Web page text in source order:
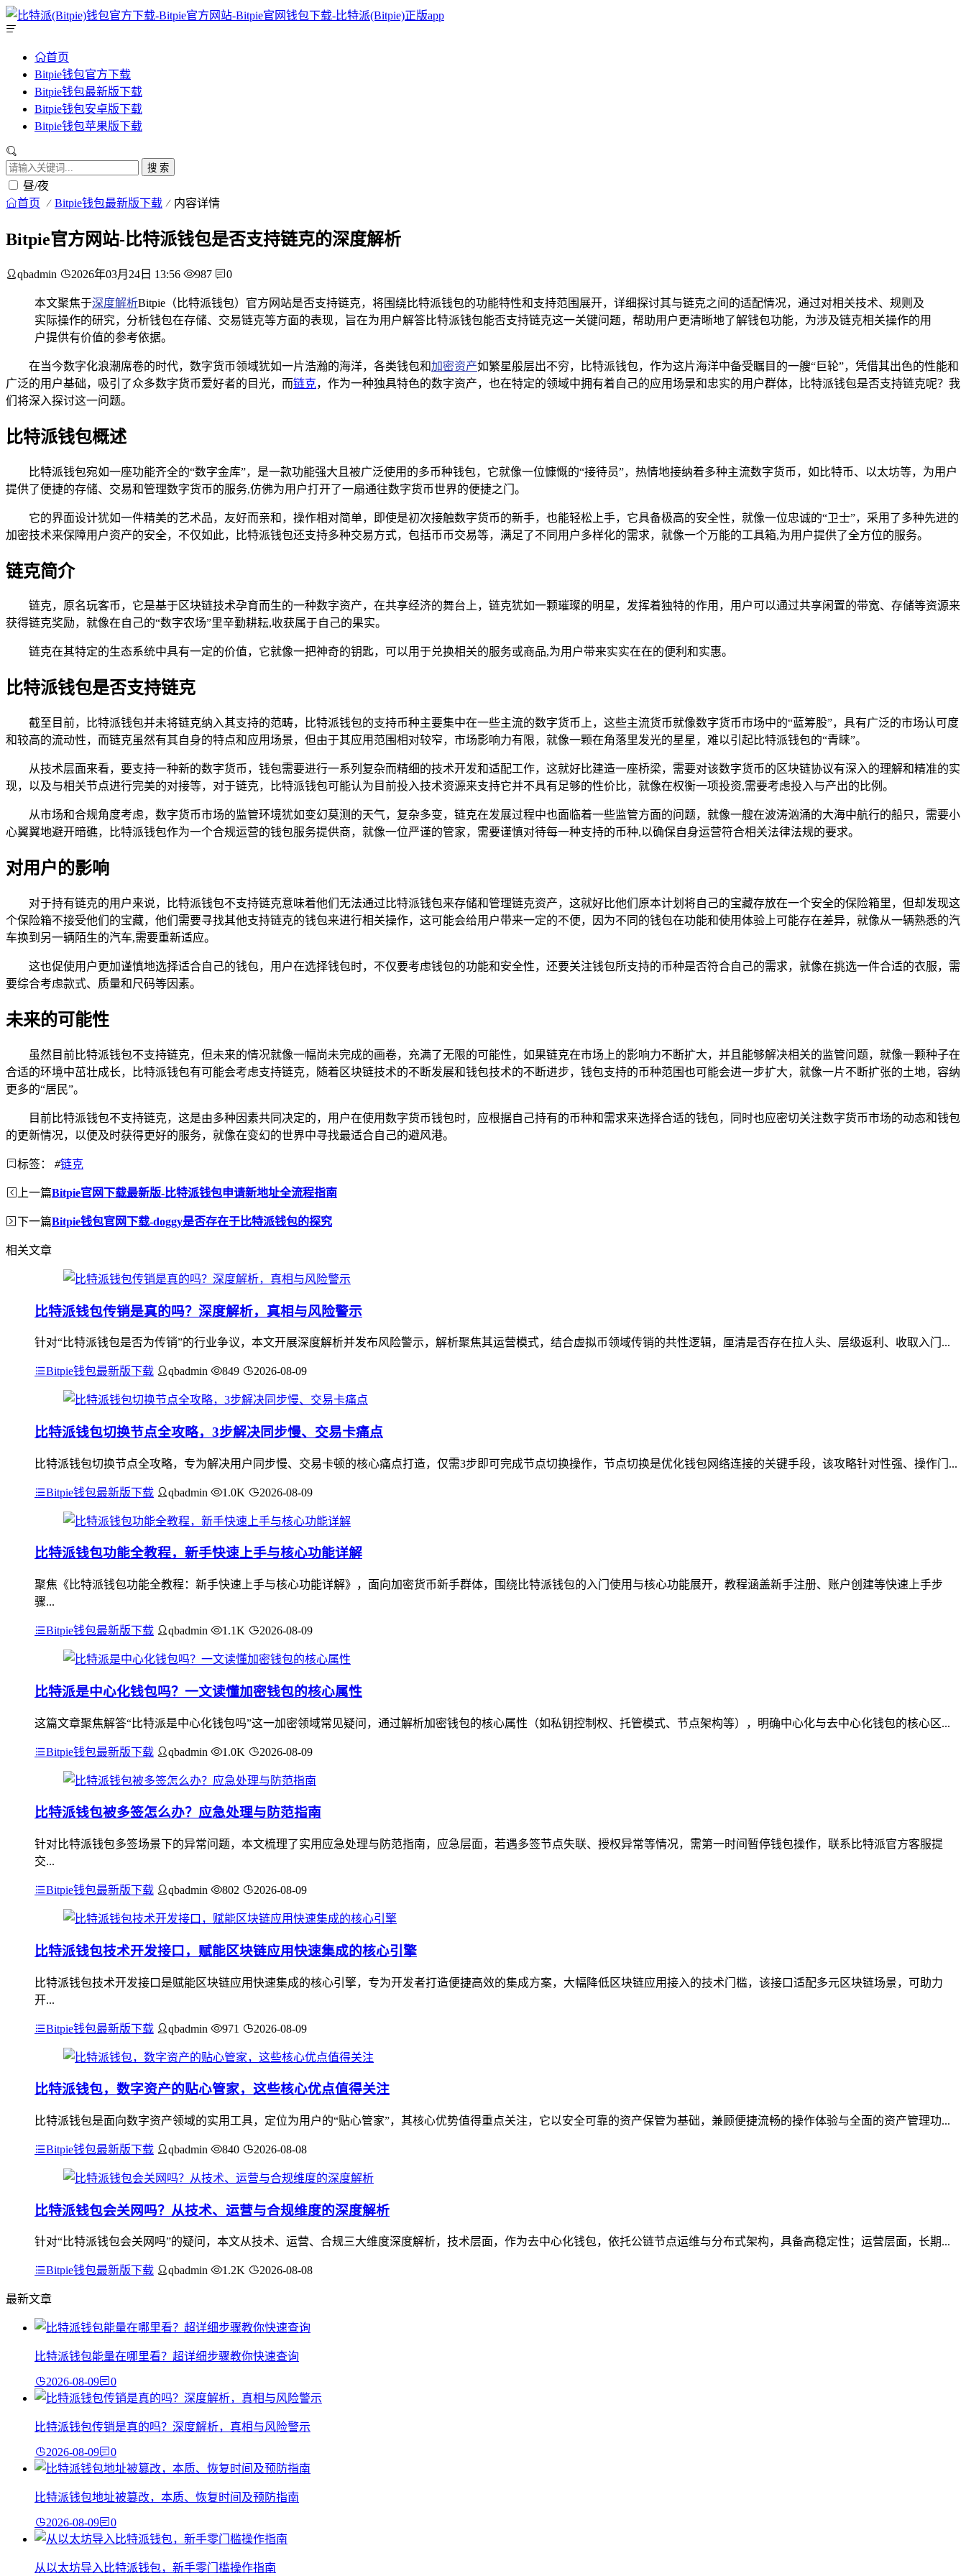
首页
Bitpie钱包官方下载
Bitpie钱包最新版下载
Bitpie钱包安卓版下载
Bitpie钱包苹果版下载
搜 索
昼/夜
首页 Bitpie钱包最新版下载 内容详情
Bitpie官方网站-比特派钱包是否支持链克的深度解析
qbadmin 2026年03月24日 13:56 987 0
本文聚焦于深度解析Bitpie（比特派钱包）官方网站是否支持链克，将围绕比特派钱包的功能特性和支持范围展开，详细探讨其与链克之间的适配情况，通过对相关技术、规则及
实际操作的研究，分析钱包在存储、交易链克等方面的表现，旨在为用户解答比特派钱包能否支持链克这一关键问题，帮助用户更清晰地了解钱包功能，为涉及链克相关操作的用
户提供有价值的参考依据。
在当今数字化浪潮席卷的时代，数字货币领域犹如一片浩瀚的海洋，各类钱包和加密资产如繁星般层出不穷，比特派钱包，作为这片海洋中备受瞩目的一艘“巨轮”，凭借其出色的性能和
广泛的用户基础，吸引了众多数字货币爱好者的目光，而链克，作为一种独具特色的数字资产，也在特定的领域中拥有着自己的应用场景和忠实的用户群体，比特派钱包是否支持链克呢？我
们将深入探讨这一问题。
比特派钱包概述
比特派钱包宛如一座功能齐全的“数字金库”，是一款功能强大且被广泛使用的多币种钱包，它就像一位慷慨的“接待员”，热情地接纳着多种主流数字货币，如比特币、以太坊等，为用户
提供了便捷的存储、交易和管理数字货币的服务,仿佛为用户打开了一扇通往数字货币世界的便捷之门。
它的界面设计犹如一件精美的艺术品，友好而亲和，操作相对简单，即使是初次接触数字货币的新手，也能轻松上手，它具备极高的安全性，就像一位忠诚的“卫士”，采用了多种先进的
加密技术来保障用户资产的安全，不仅如此，比特派钱包还支持多种交易方式，包括币币交易等，满足了不同用户多样化的需求，就像一个万能的工具箱,为用户提供了全方位的服务。
链克简介
链克，原名玩客币，它是基于区块链技术孕育而生的一种数字资产，在共享经济的舞台上，链克犹如一颗璀璨的明星，发挥着独特的作用，用户可以通过共享闲置的带宽、存储等资源来
获得链克奖励，就像在自己的“数字农场”里辛勤耕耘,收获属于自己的果实。
链克在其特定的生态系统中具有一定的价值，它就像一把神奇的钥匙，可以用于兑换相关的服务或商品,为用户带来实实在在的便利和实惠。
比特派钱包是否支持链克
截至目前，比特派钱包并未将链克纳入其支持的范畴，比特派钱包的支持币种主要集中在一些主流的数字货币上，这些主流货币就像数字货币市场中的“蓝筹股”，具有广泛的市场认可度
和较高的流动性，而链克虽然有其自身的特点和应用场景，但由于其应用范围相对较窄，市场影响力有限，就像一颗在角落里发光的星星，难以引起比特派钱包的“青睐”。
从技术层面来看，要支持一种新的数字货币，钱包需要进行一系列复杂而精细的技术开发和适配工作，这就好比建造一座桥梁，需要对该数字货币的区块链协议有深入的理解和精准的实
现，以及与相关节点进行完美的对接等，对于链克，比特派钱包可能认为目前投入技术资源来支持它并不具有足够的性价比，就像在权衡一项投资,需要考虑投入与产出的比例。
从市场和合规角度考虑，数字货币市场的监管环境犹如变幻莫测的天气，复杂多变，链克在发展过程中也面临着一些监管方面的问题，就像一艘在波涛汹涌的大海中航行的船只，需要小
心翼翼地避开暗礁，比特派钱包作为一个合规运营的钱包服务提供商，就像一位严谨的管家，需要谨慎对待每一种支持的币种,以确保自身运营符合相关法律法规的要求。
对用户的影响
对于持有链克的用户来说，比特派钱包不支持链克意味着他们无法通过比特派钱包来存储和管理链克资产，这就好比他们原本计划将自己的宝藏存放在一个安全的保险箱里，但却发现这
个保险箱不接受他们的宝藏，他们需要寻找其他支持链克的钱包来进行相关操作，这可能会给用户带来一定的不便，因为不同的钱包在功能和使用体验上可能存在差异，就像从一辆熟悉的汽
车换到另一辆陌生的汽车,需要重新适应。
这也促使用户更加谨慎地选择适合自己的钱包，用户在选择钱包时，不仅要考虑钱包的功能和安全性，还要关注钱包所支持的币种是否符合自己的需求，就像在挑选一件合适的衣服，需
要综合考虑款式、质量和尺码等因素。
未来的可能性
虽然目前比特派钱包不支持链克，但未来的情况就像一幅尚未完成的画卷，充满了无限的可能性，如果链克在市场上的影响力不断扩大，并且能够解决相关的监管问题，就像一颗种子在
合适的环境中茁壮成长，比特派钱包有可能会考虑支持链克，随着区块链技术的不断发展和钱包技术的不断进步，钱包支持的币种范围也可能会进一步扩大，就像一片不断扩张的土地，容纳
更多的“居民”。
目前比特派钱包不支持链克，这是由多种因素共同决定的，用户在使用数字货币钱包时，应根据自己持有的币种和需求来选择合适的钱包，同时也应密切关注数字货币市场的动态和钱包
的更新情况，以便及时获得更好的服务，就像在变幻的世界中寻找最适合自己的避风港。
标签： #链克
上一篇Bitpie官网下载最新版-比特派钱包申请新地址全流程指南
下一篇Bitpie钱包官网下载-doggy是否存在于比特派钱包的探究
相关文章
比特派钱包传销是真的吗？深度解析，真相与风险警示
针对“比特派钱包是否为传销”的行业争议，本文开展深度解析并发布风险警示，解析聚焦其运营模式，结合虚拟币领域传销的共性逻辑，厘清是否存在拉人头、层级返利、收取入门...
Bitpie钱包最新版下载 qbadmin 849 2026-08-09
比特派钱包切换节点全攻略，3步解决同步慢、交易卡痛点
比特派钱包切换节点全攻略，专为解决用户同步慢、交易卡顿的核心痛点打造，仅需3步即可完成节点切换操作，节点切换是优化钱包网络连接的关键手段，该攻略针对性强、操作门...
Bitpie钱包最新版下载 qbadmin 1.0K 2026-08-09
比特派钱包功能全教程，新手快速上手与核心功能详解
聚焦《比特派钱包功能全教程：新手快速上手与核心功能详解》，面向加密货币新手群体，围绕比特派钱包的入门使用与核心功能展开，教程涵盖新手注册、账户创建等快速上手步
骤...
Bitpie钱包最新版下载 qbadmin 1.1K 2026-08-09
比特派是中心化钱包吗？一文读懂加密钱包的核心属性
这篇文章聚焦解答“比特派是中心化钱包吗”这一加密领域常见疑问，通过解析加密钱包的核心属性（如私钥控制权、托管模式、节点架构等），明确中心化与去中心化钱包的核心区...
Bitpie钱包最新版下载 qbadmin 1.0K 2026-08-09
比特派钱包被多签怎么办？应急处理与防范指南
针对比特派钱包多签场景下的异常问题，本文梳理了实用应急处理与防范指南，应急层面，若遇多签节点失联、授权异常等情况，需第一时间暂停钱包操作，联系比特派官方客服提
交...
Bitpie钱包最新版下载 qbadmin 802 2026-08-09
比特派钱包技术开发接口，赋能区块链应用快速集成的核心引擎
比特派钱包技术开发接口是赋能区块链应用快速集成的核心引擎，专为开发者打造便捷高效的集成方案，大幅降低区块链应用接入的技术门槛，该接口适配多元区块链场景，可助力
开...
Bitpie钱包最新版下载 qbadmin 971 2026-08-09
比特派钱包，数字资产的贴心管家，这些核心优点值得关注
比特派钱包是面向数字资产领域的实用工具，定位为用户的“贴心管家”，其核心优势值得重点关注，它以安全可靠的资产保管为基础，兼顾便捷流畅的操作体验与全面的资产管理功...
Bitpie钱包最新版下载 qbadmin 840 2026-08-08
比特派钱包会关网吗？从技术、运营与合规维度的深度解析
针对“比特派钱包会关网吗”的疑问，本文从技术、运营、合规三大维度深度解析，技术层面，作为去中心化钱包，依托公链节点运维与分布式架构，具备高稳定性；运营层面，长期...
Bitpie钱包最新版下载 qbadmin 1.2K 2026-08-08
最新文章
比特派钱包能量在哪里看？超详细步骤教你快速查询
2026-08-09 0
比特派钱包传销是真的吗？深度解析，真相与风险警示
2026-08-09 0
比特派钱包地址被篡改，本质、恢复时间及预防指南
2026-08-09 0
从以太坊导入比特派钱包，新手零门槛操作指南